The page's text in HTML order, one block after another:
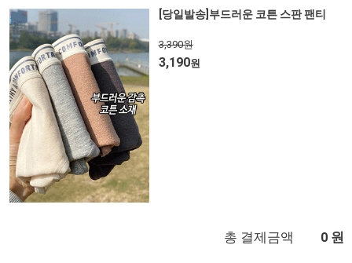
[당일발송]부드러운 코튼 스판 팬티
3,390원
3,190원
총 결제금액 0 원